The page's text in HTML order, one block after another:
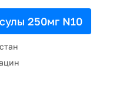
250мг N10